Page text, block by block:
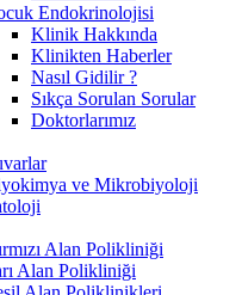
Endokrinolojisi
Klinik Hakkında
Klinikten Haberler
Nasıl Gidilir ?
Sıkça Sorulan Sorular
Doktorlarımız
ve Mikrobiyoloji
Alan Polikliniği
Alan Polikliniği